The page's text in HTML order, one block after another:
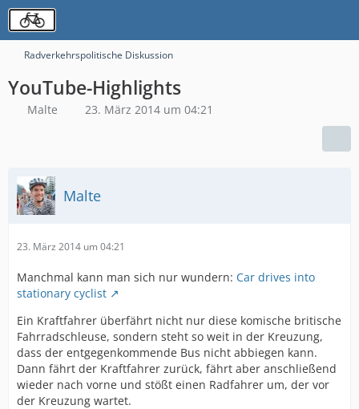
Radverkehrspolitische Diskussion
YouTube-Highlights
Malte 23. März 2014 um 04:21
Malte
23. März 2014 um 04:21
Manchmal kann man sich nur wundern: Car drives into
stationary cyclist
Ein Kraftfahrer überfährt nicht nur diese komische britische
Fahrradschleuse, sondern steht so weit in der Kreuzung,
dass der entgegenkommende Bus nicht abbiegen kann.
Dann fährt der Kraftfahrer zurück, fährt aber anschließend
wieder nach vorne und stößt einen Radfahrer um, der vor
der Kreuzung wartet.